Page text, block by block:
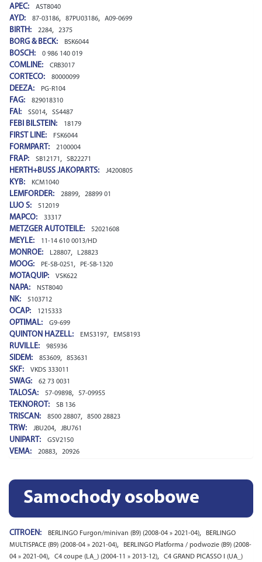
APEC: AST8040
AYD: 87-03186, 87PU03186, A09-0699
BIRTH: 2284, 2375
BORG & BECK: BSK6044
BOSCH: 0 986 140 019
COMLINE: CRB3017
CORTECO: 80000099
DEEZA: PG-R104
FAG: 829018310
FAI: SS014, SS4487
FEBI BILSTEIN: 18179
FIRST LINE: FSK6044
FORMPART: 2100004
FRAP: SB12171 , SB22271
HERTH+BUSS JAKOPARTS: J4200805
KYB: KCM1040
LEMFORDER: 28899, 28899 01
LUO S: 512019
MAPCO: 33317
METZGER AUTOTEILE: 52021608
MEYLE: 11-14 610 0013/HD
MONROE: L28807, L28823
MOOG: PE-SB-0251 , PE-SB-1320
MOTAQUIP: VSK622
NAPA: NST8040
NK: 5103712
OCAP: 1215333
OPTIMAL: G9-699
QUINTON HAZELL: EMS3197, EMS8193
RUVILLE: 985936
SIDEM: 853609, 853631
SKF: VKDS 333011
SWAG: 62 73 0031
TALOSA: 57-09898, 57-09955
TEKNOROT: SB 136
TRISCAN: 8500 28807, 8500 28823
TRW: JBU204, JBU761
UNIPART: GSV2150
VEMA: 20883, 20926
Samochody osobowe
CITROEN: BERLINGO Furgon/minivan (B9) (2008-04 » 2021-04),
BERLINGO
MULTISPACE (B9) (2008-04 » 2021-04),
BERLINGO Platforma / podwozie (B9) (2008-
04 » 2021-04), C4 coupe (LA_) (2004-11 » 2013-12),
C4 GRAND PICASSO I (UA_)